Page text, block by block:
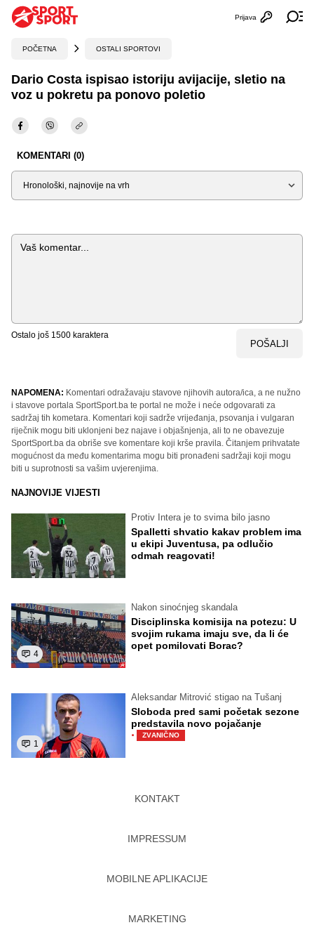
Otvori
Prijava
POČETNA OSTALI SPORTOVI
Dario Costa ispisao istoriju avijacije, sletio na
voz u pokretu pa ponovo poletio
KOMENTARI (0)
Sortiraj
Komentar
Ostalo još 1500 karaktera
POŠALJI
NAPOMENA: Komentari odražavaju stavove njihovih autora/ica, a ne nužno
i stavove portala SportSport.ba te portal ne može i neće odgovarati za
sadržaj tih kometara. Komentari koji sadrže vrijeđanja, psovanja i vulgaran
riječnik mogu biti uklonjeni bez najave i objašnjenja, ali to ne obavezuje
SportSport.ba da obriše sve komentare koji krše pravila. Čitanjem prihvatate
mogućnost da među komentarima mogu biti pronađeni sadržaji koji mogu
biti u suprotnosti sa vašim uvjerenjima.
NAJNOVIJE VIJESTI
Protiv Intera je to svima bilo jasno
Spalletti shvatio kakav problem ima
u ekipi Juventusa, pa odlučio
odmah reagovati!
4
Nakon sinoćnjeg skandala
Disciplinska komisija na potezu: U
svojim rukama imaju sve, da li će
opet pomilovati Borac?
1
Aleksandar Mitrović stigao na Tušanj
Sloboda pred sami početak sezone
predstavila novo pojačanje
· ZVANIČNO
KONTAKT
IMPRESSUM
MOBILNE APLIKACIJE
MARKETING